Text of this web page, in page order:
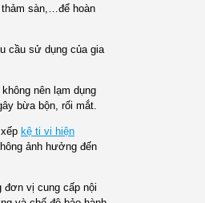
thảm sàn,…để hoàn
cầu sử dụng của gia
nên lạm dụng
bừa bộn, rối mắt.
kệ ti vi hiện
ảnh hưởng đến
đơn vị cung cấp nội